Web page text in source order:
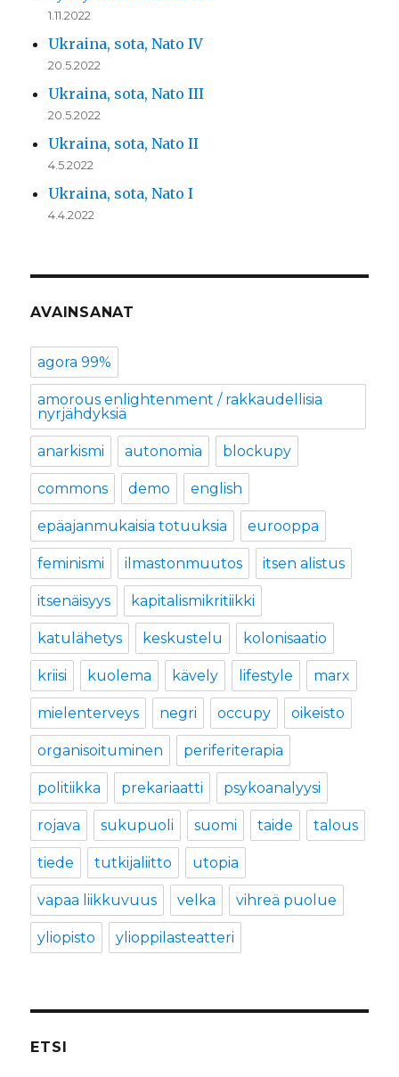
1.11.2022
Ukraina, sota, Nato IV
20.5.2022
Ukraina, sota, Nato III
20.5.2022
Ukraina, sota, Nato II
4.5.2022
Ukraina, sota, Nato I
4.4.2022
AVAINSANAT
agora 99%
amorous enlightenment / rakkaudellisia
nyrjähdyksiä
anarkismi autonomia blockupy
commons demo english
epäajanmukaisia totuuksia eurooppa
feminismi ilmastonmuutos itsen alistus
itsenäisyys kapitalismikritiikki
katulähetys keskustelu kolonisaatio
kriisi kuolema kävely lifestyle marx
mielenterveys negri occupy oikeisto
organisoituminen periferiterapia
politiikka prekariaatti psykoanalyysi
rojava sukupuoli suomi taide talous
tiede tutkijaliitto utopia
vapaa liikkuvuus velka vihreä puolue
yliopisto ylioppilasteatteri
ETSI